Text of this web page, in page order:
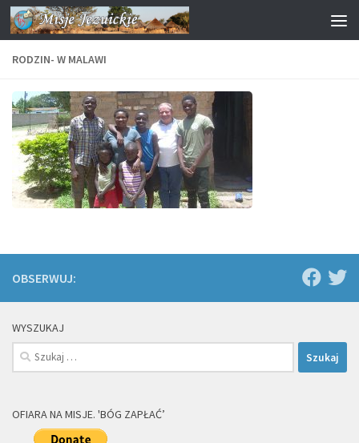
Przejdź do treści
RODZIN- W MALAWI
OBSERWUJ:
WYSZUKAJ
Szukaj:
OFIARA NA MISJE. 'BÓG ZAPŁAĆ’